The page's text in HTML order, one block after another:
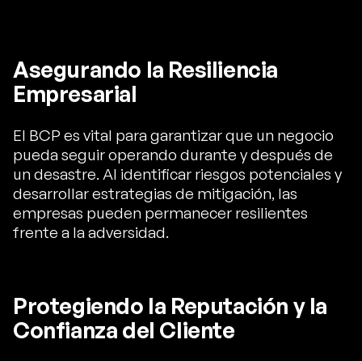
Asegurando la Resiliencia
Empresarial
El BCP es vital para garantizar que un negocio
pueda seguir operando durante y después de
un desastre. Al identificar riesgos potenciales y
desarrollar estrategias de mitigación, las
empresas pueden permanecer resilientes
frente a la adversidad.
Protegiendo la Reputación y la
Confianza del Cliente